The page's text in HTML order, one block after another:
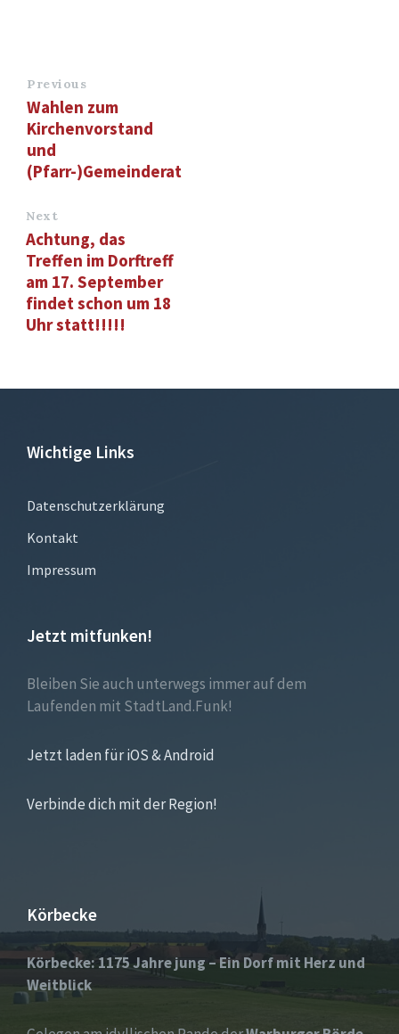
Previous
Wahlen zum
Kirchenvorstand
und
(Pfarr-)Gemeinderat
Next
Achtung, das
Treffen im Dorftreff
am 17. September
findet schon um 18
Uhr statt!!!!!
Wichtige Links
Datenschutzerklärung
Kontakt
Impressum
Jetzt mitfunken!
Bleiben Sie auch unterwegs immer auf dem
Laufenden mit StadtLand.Funk!
Jetzt laden für iOS & Android
Verbinde dich mit der Region!
Körbecke
Körbecke: 1175 Jahre jung – Ein Dorf mit Herz und
Weitblick